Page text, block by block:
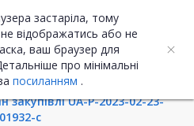
застаріла, тому
відображатись або не
ваш браузер для
про мінімальні
посиланням .
UA ENG
про закупівлю
UA-P-2023-02-23-
c